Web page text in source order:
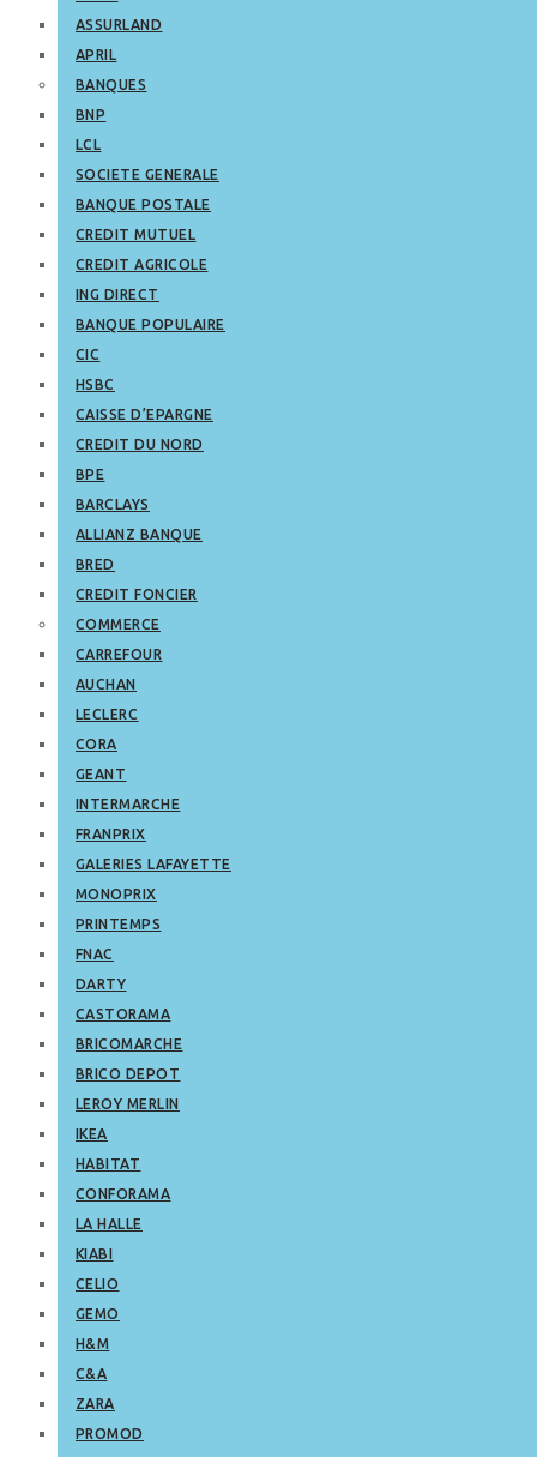
ASSURLAND
APRIL
BANQUES
BNP
LCL
SOCIETE GENERALE
BANQUE POSTALE
CREDIT MUTUEL
CREDIT AGRICOLE
ING DIRECT
BANQUE POPULAIRE
CIC
HSBC
CAISSE D’EPARGNE
CREDIT DU NORD
BPE
BARCLAYS
ALLIANZ BANQUE
BRED
CREDIT FONCIER
COMMERCE
CARREFOUR
AUCHAN
LECLERC
CORA
GEANT
INTERMARCHE
FRANPRIX
GALERIES LAFAYETTE
MONOPRIX
PRINTEMPS
FNAC
DARTY
CASTORAMA
BRICOMARCHE
BRICO DEPOT
LEROY MERLIN
IKEA
HABITAT
CONFORAMA
LA HALLE
KIABI
CELIO
GEMO
H&M
C&A
ZARA
PROMOD